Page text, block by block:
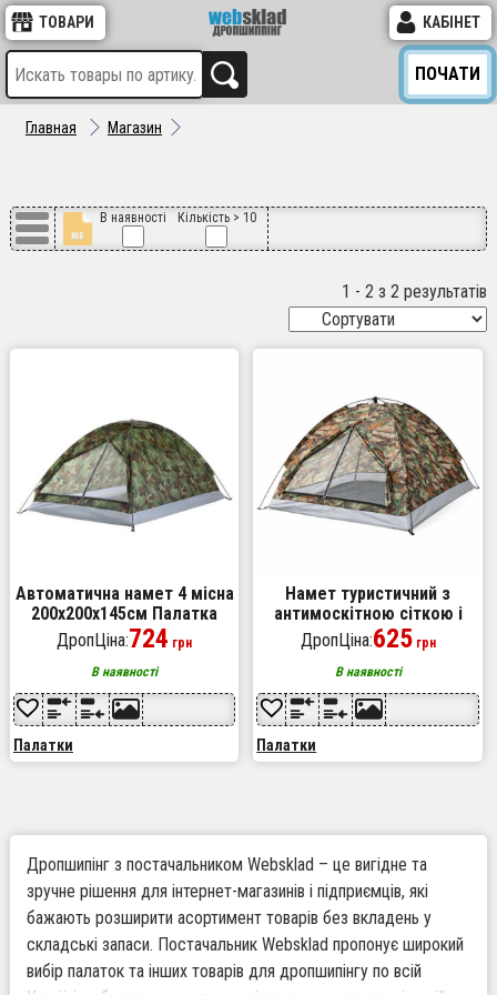
ТОВАРИ КАБІНЕТ
ПОЧАТИ
Главная Магазин
В наявності Кількість > 10
1 - 2 з 2 результатів
Автоматична намет 4 місна
200х200х145см Палатка
туристична Камуфляж
ДропЦіна:724 грн
В наявності
Палатки
Намет туристичний з
антимоскітною сіткою і
каркасом 200x150x135см
Похідний намет 2х спальних
місць
ДропЦіна:625грн
В наявності
Палатки
Дропшипінг з постачальником Websklad – це вигідне та
зручне рішення для інтернет-магазинів і підприємців, які
бажають розширити асортимент товарів без вкладень у
складські запаси. Постачальник Websklad пропонує широкий
вибір палаток та інших товарів для дропшипінгу по всій